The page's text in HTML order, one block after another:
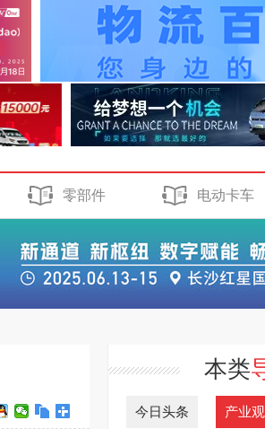
零部件 电动卡车
本类
今日头条 产业